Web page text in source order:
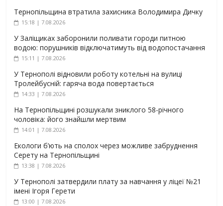
Тернопільщина втратила захисника Володимира Дичку
15:18 | 7.08.2026
У Заліщиках заборонили поливати городи питною
водою: порушників відключатимуть від водопостачання
15:11 | 7.08.2026
У Тернополі відновили роботу котельні на вулиці
Тролейбусній: гаряча вода повертається
14:33 | 7.08.2026
На Тернопільщині розшукали зниклого 58-річного
чоловіка: його знайшли мертвим
14:01 | 7.08.2026
Екологи б’ють на сполох через можливе забруднення
Серету на Тернопільщині
13:38 | 7.08.2026
У Тернополі затвердили плату за навчання у ліцеї №21
імені Ігоря Герети
13:00 | 7.08.2026